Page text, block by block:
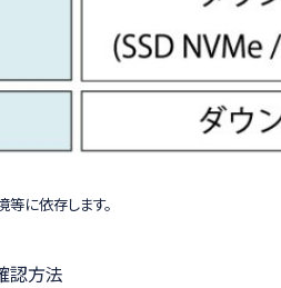
に依存します。
認方法